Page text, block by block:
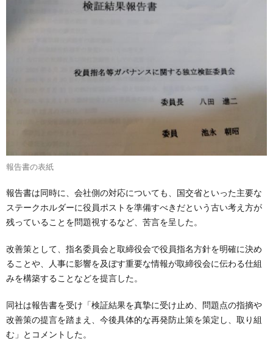
報告書の表紙
報告書は同時に、会社側の対応についても、国交省といった主要な
ステークホルダーに役員ポストを準備すべきだという古い考え方が
残っていることを問題視するなど、苦言を呈した。
改善策として、指名委員会と取締役会で役員指名方針を明確に決め
ることや、人事に影響を及ぼす重要な情報が取締役会に伝わる仕組
みを構築することなどを提言した。
同社は報告書を受け「検証結果を真摯に受け止め、問題点の指摘や
改善策の提言を踏まえ、今後具体的な再発防止策を策定し、取り組
む」とコメントした。